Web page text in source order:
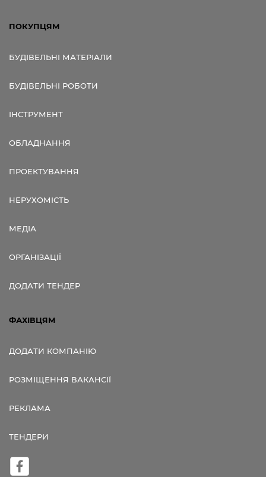
ПОКУПЦЯМ
БУДІВЕЛЬНІ МАТЕРІАЛИ
БУДІВЕЛЬНІ РОБОТИ
ІНСТРУМЕНТ
ОБЛАДНАННЯ
ПРОЕКТУВАННЯ
НЕРУХОМІСТЬ
МЕДІА
ОРГАНІЗАЦІЇ
ДОДАТИ ТЕНДЕР
ФАХІВЦЯМ
ДОДАТИ КОМПАНІЮ
РОЗМІЩЕННЯ ВАКАНСІЇ
РЕКЛАМА
ТЕНДЕРИ